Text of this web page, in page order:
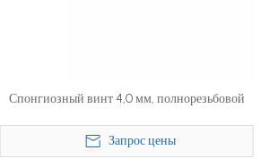
Спонгиозный винт 4,0 мм, полнорезьбовой
Запрос цены